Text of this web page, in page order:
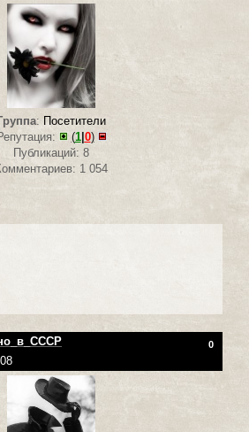
: Посетители
(1| 0)
Публикаций: 8
1 054
0